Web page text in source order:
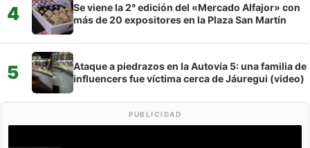
4
Se viene la 2° edición del «Mercado Alfajor» con
más de 20 expositores en la Plaza San Martín
5
Ataque a piedrazos en la Autovía 5: una familia de
influencers fue víctima cerca de Jáuregui (video)
PUBLICIDAD